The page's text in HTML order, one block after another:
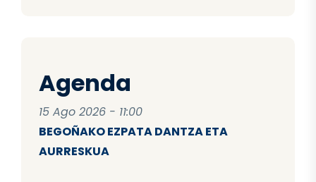
Agenda
15 Ago 2026 - 11:00
BEGOÑAKO EZPATA DANTZA ETA
AURRESKUA